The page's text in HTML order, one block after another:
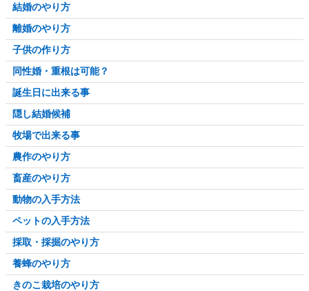
結婚のやり方
離婚のやり方
子供の作り方
同性婚・重根は可能？
誕生日に出来る事
隠し結婚候補
牧場で出来る事
農作のやり方
畜産のやり方
動物の入手方法
ペットの入手方法
採取・採掘のやり方
養蜂のやり方
きのこ栽培のやり方